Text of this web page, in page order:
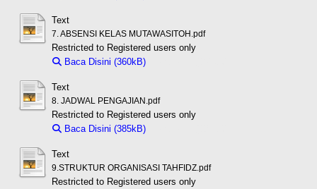
Text
7. ABSENSI KELAS MUTAWASITOH.pdf
Restricted to Registered users only
Baca Disini (360kB)
Text
8. JADWAL PENGAJIAN.pdf
Restricted to Registered users only
Baca Disini (385kB)
Text
9.STRUKTUR ORGANISASI TAHFIDZ.pdf
Restricted to Registered users only